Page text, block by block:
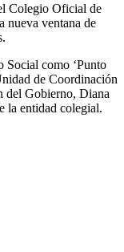
Colegio Oficial de
nueva ventana de
Social como ‘Punto
de Coordinación
del Gobierno, Diana
la entidad colegial.